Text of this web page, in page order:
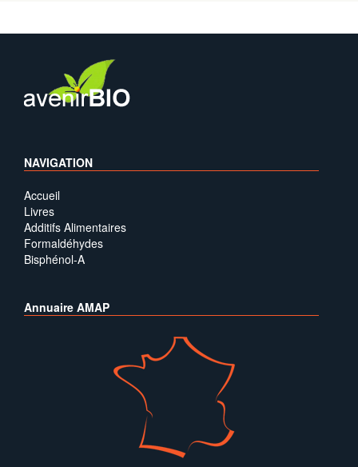
NAVIGATION
Accueil
Livres
Additifs Alimentaires
Formaldéhydes
Bisphénol-A
Annuaire AMAP